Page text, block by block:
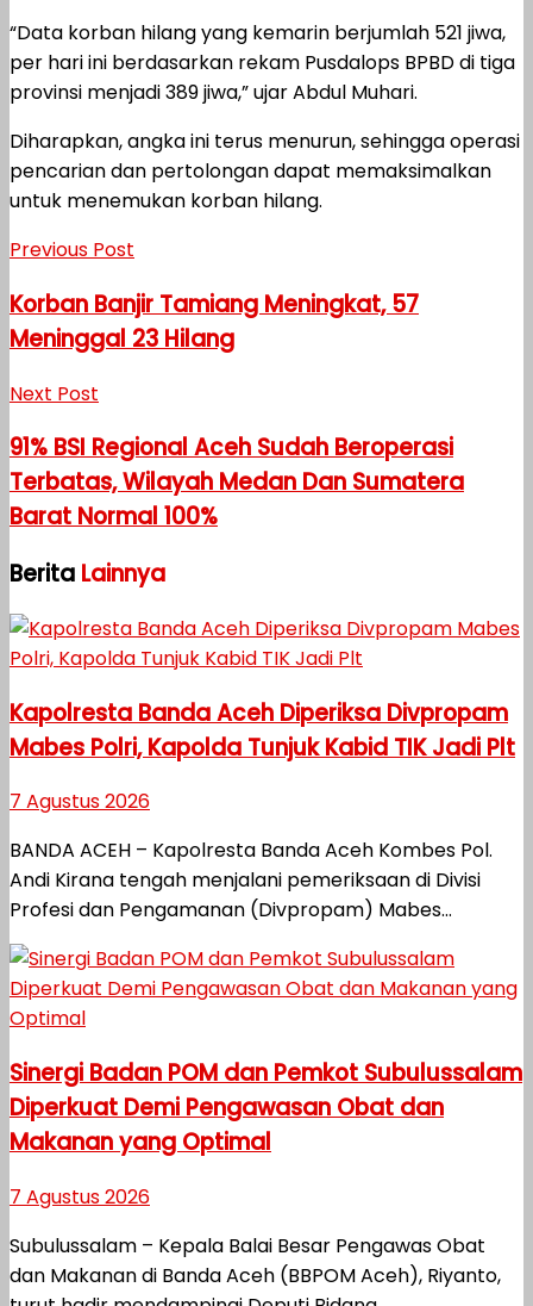
“Data korban hilang yang kemarin berjumlah 521 jiwa,
per hari ini berdasarkan rekam Pusdalops BPBD di tiga
provinsi menjadi 389 jiwa,” ujar Abdul Muhari.
Diharapkan, angka ini terus menurun, sehingga operasi
pencarian dan pertolongan dapat memaksimalkan
untuk menemukan korban hilang.
Previous Post
Korban Banjir Tamiang Meningkat, 57
Meninggal 23 Hilang
Next Post
91% BSI Regional Aceh Sudah Beroperasi
Terbatas, Wilayah Medan Dan Sumatera
Barat Normal 100%
Berita Lainnya
Kapolresta Banda Aceh Diperiksa Divpropam
Mabes Polri, Kapolda Tunjuk Kabid TIK Jadi Plt
7 Agustus 2026
BANDA ACEH – Kapolresta Banda Aceh Kombes Pol.
Andi Kirana tengah menjalani pemeriksaan di Divisi
Profesi dan Pengamanan (Divpropam) Mabes...
Sinergi Badan POM dan Pemkot Subulussalam
Diperkuat Demi Pengawasan Obat dan
Makanan yang Optimal
7 Agustus 2026
Subulussalam – Kepala Balai Besar Pengawas Obat
dan Makanan di Banda Aceh (BBPOM Aceh), Riyanto,